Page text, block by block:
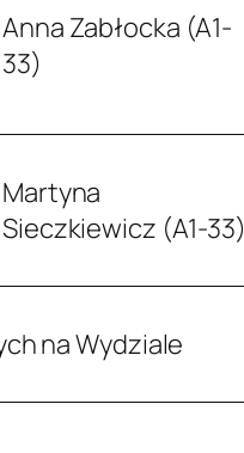
Anna Zabłocka (A1-
33)
Martyna
Sieczkiewicz (A1-33)
na Wydziale